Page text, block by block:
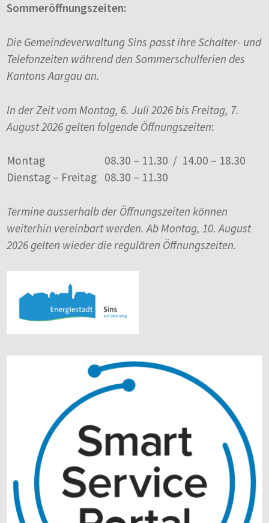
Sommeröffnungszeiten:
Die Gemeindeverwaltung Sins passt ihre Schalter- und
Telefonzeiten während den Sommerschulferien des
Kantons Aargau an.
In der Zeit vom Montag, 6. Juli 2026 bis Freitag, 7.
August 2026 gelten folgende Öffnungszeiten:
Montag
08.30 – 11.30 / 14.00 – 18.30
Dienstag – Freitag 08.30 – 11.30
Termine ausserhalb der Öffnungszeiten können
weiterhin vereinbart werden. Ab Montag, 10. August
2026 gelten wieder die regulären Öffnungszeiten.